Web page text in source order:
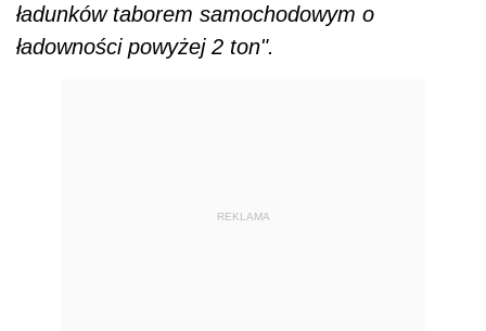
ładunków taborem samochodowym o
ładowności powyżej 2 ton".
REKLAMA